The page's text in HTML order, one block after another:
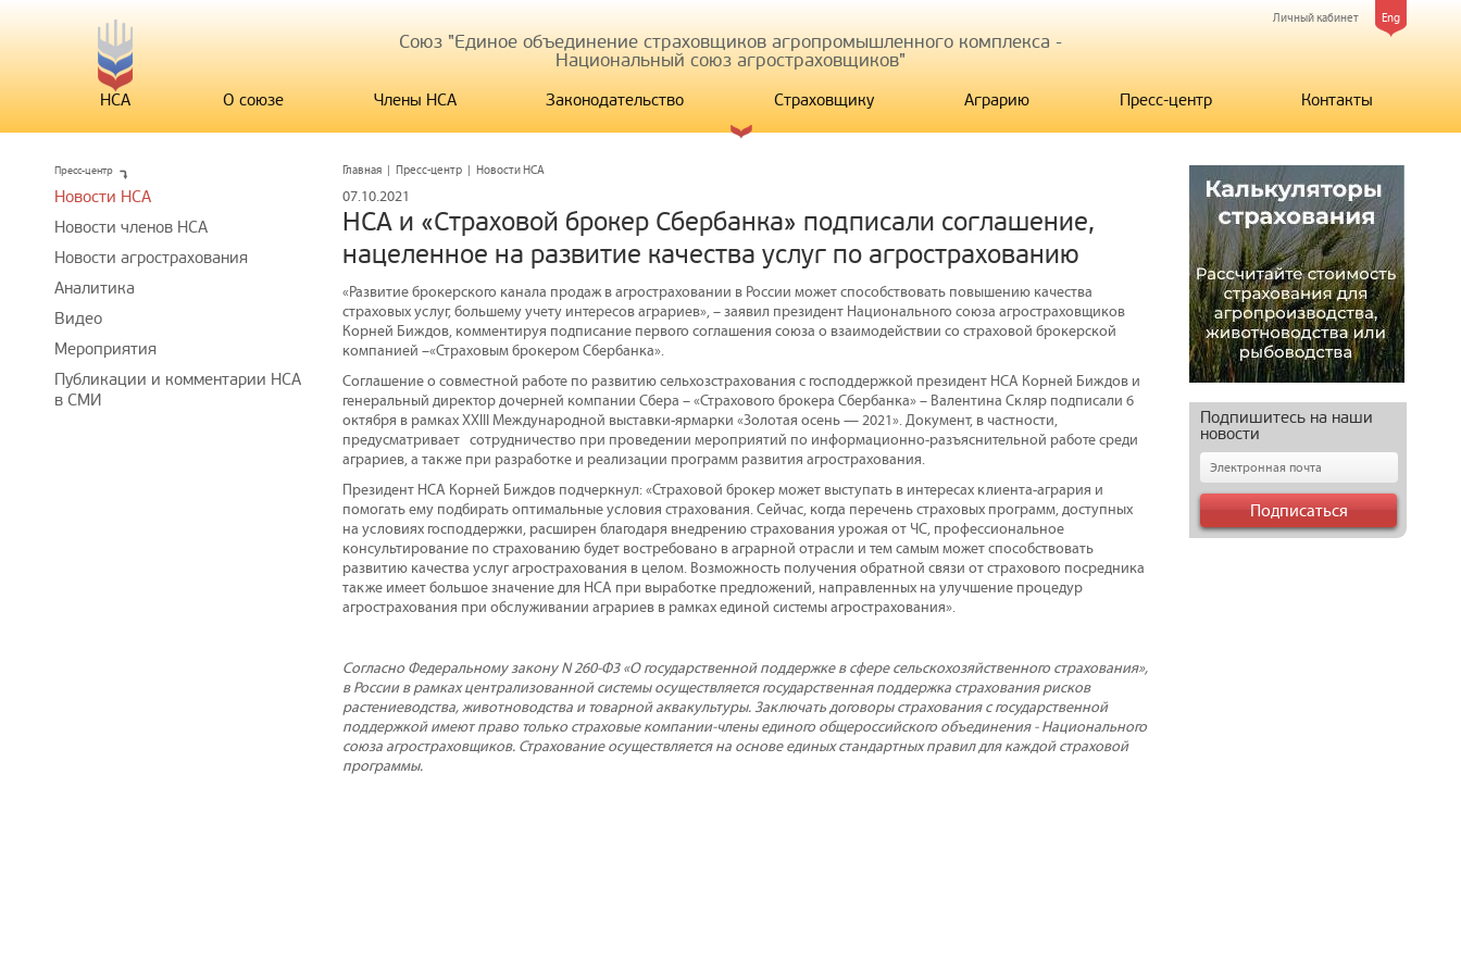
Eng
Личный кабинет
Союз "Единое объединение страховщиков агропромышленного комплекса -
Национальный союз агростраховщиков"
НСА О союзе Члены НСА Законодательство Страховщику Аграрию Пресс-центр Контакты
Главная | Пресс-центр | Новости НСА
07.10.2021
НСА и «Страховой брокер Сбербанка» подписали соглашение,
нацеленное на развитие качества услуг по агрострахованию
«Развитие брокерского канала продаж в агростраховании в России может способствовать повышению качества
страховых услуг, большему учету интересов аграриев», – заявил президент Национального союза агростраховщиков
Корней Биждов, комментируя подписание первого соглашения союза о взаимодействии со страховой брокерской
компанией –«Страховым брокером Сбербанка».
Соглашение о совместной работе по развитию сельхозстрахования с господдержкой президент НСА Корней Биждов и
генеральный директор дочерней компании Сбера – «Страхового брокера Сбербанка» – Валентина Скляр подписали 6
октября в рамках XXIII Международной выставки-ярмарки «Золотая осень — 2021». Документ, в частности,
предусматривает сотрудничество при проведении мероприятий по информационно-разъяснительной работе среди
аграриев, а также при разработке и реализации программ развития агрострахования.
Президент НСА Корней Биждов подчеркнул: «Страховой брокер может выступать в интересах клиента-агрария и
помогать ему подбирать оптимальные условия страхования. Сейчас, когда перечень страховых программ, доступных
на условиях господдержки, расширен благодаря внедрению страхования урожая от ЧС, профессиональное
консультирование по страхованию будет востребовано в аграрной отрасли и тем самым может способствовать
развитию качества услуг агрострахования в целом. Возможность получения обратной связи от страхового посредника
также имеет большое значение для НСА при выработке предложений, направленных на улучшение процедур
агрострахования при обслуживании аграриев в рамках единой системы агрострахования».
Согласно Федеральному закону N 260-Ф3 «О государственной поддержке в сфере сельскохозяйственного страхования»,
в России в рамках централизованной системы осуществляется государственная поддержка страхования рисков
растениеводства, животноводства и товарной аквакультуры. Заключать договоры страхования с государственной
поддержкой имеют право только страховые компании-члены единого общероссийского объединения - Национального
союза агростраховщиков. Страхование осуществляется на основе единых стандартных правил для каждой страховой
программы.
Пресс-центр
Новости НСА
Новости членов НСА
Новости агрострахования
Аналитика
Видео
Мероприятия
Публикации и комментарии НСА
в СМИ
Подпишитесь на наши
новости